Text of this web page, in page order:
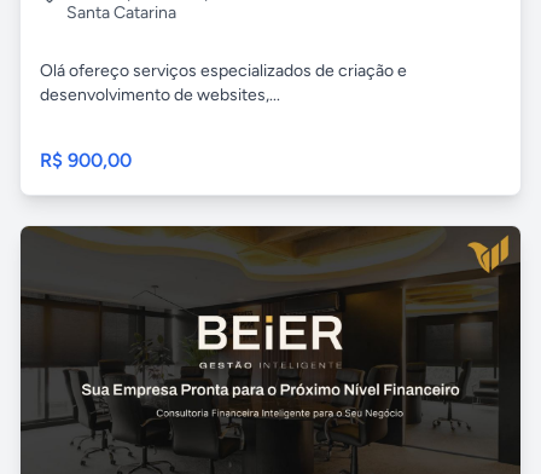
Santa Catarina
Olá ofereço serviços especializados de criação e
desenvolvimento de websites,...
R$ 900,00